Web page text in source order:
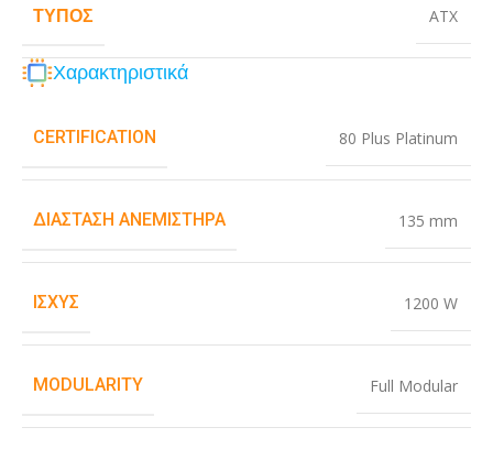
ΤΎΠΟΣ ATX
Χαρακτηριστικά
CERTIFICATION 80 Plus Platinum
ΔΙΆΣΤΑΣΗ ΑΝΕΜΙΣΤΉΡΑ 135 mm
ΙΣΧΎΣ 1200 W
MODULARITY Full Modular